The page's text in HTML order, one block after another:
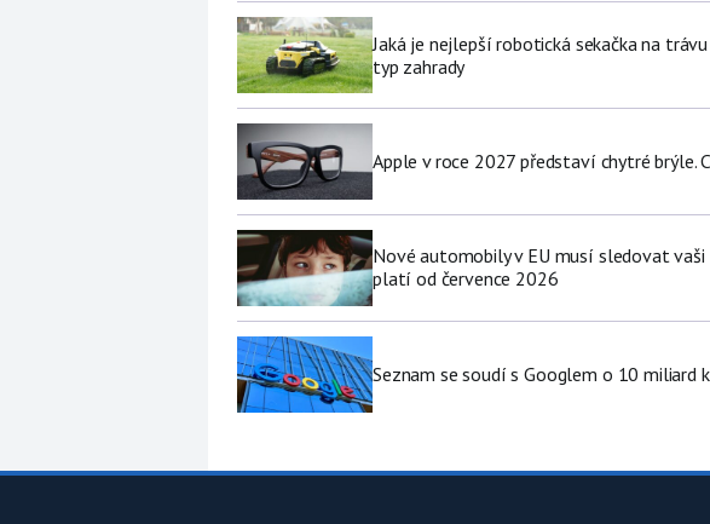
Jaká je nejlepší robotická sekačka na
typ zahrady
Apple v roce 2027 představí chytré brýle.
Nové automobily v EU musí sledovat
platí od července 2026
Seznam se soudí s Googlem o 10 miliard